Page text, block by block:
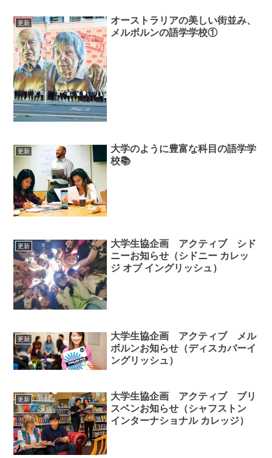
更新
オーストラリアの美しい街並み、
メルボルンの語学学校①
更新
大学のように豊富な科目の語学学
校📚
更新
大学生協企画 アクティブ シド
ニーお知らせ（シドニー カレッ
ジ オブ イングリッシュ）
更新
大学生協企画 アクティブ メル
ボルンお知らせ（ディスカバーイ
ングリッシュ）
更新
大学生協企画 アクティブ ブリ
スベンお知らせ（シャフストン
インターナショナル カレッジ）